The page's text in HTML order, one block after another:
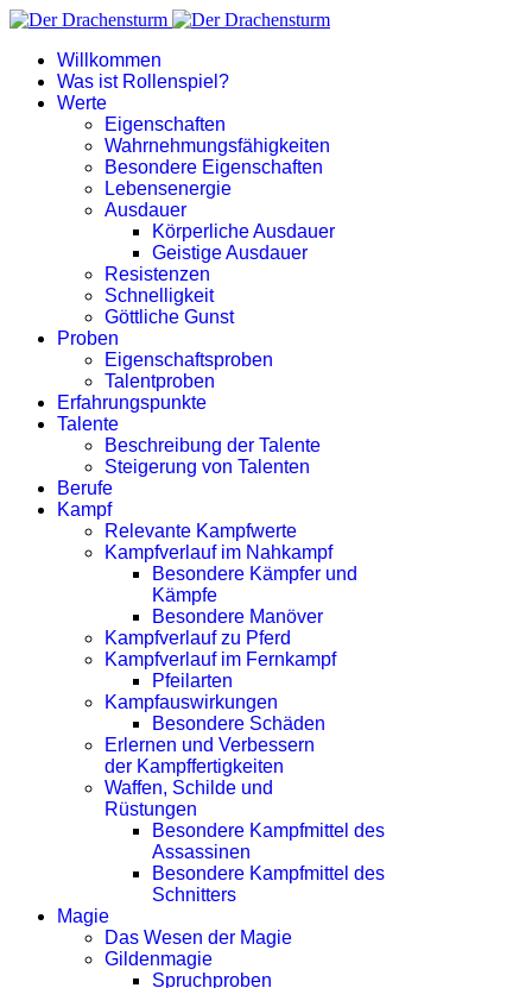
Willkommen
Was ist Rollenspiel?
Werte
Eigenschaften
Wahrnehmungsfähigkeiten
Besondere Eigenschaften
Lebensenergie
Ausdauer
Körperliche Ausdauer
Geistige Ausdauer
Resistenzen
Schnelligkeit
Göttliche Gunst
Proben
Eigenschaftsproben
Talentproben
Erfahrungspunkte
Talente
Beschreibung der Talente
Steigerung von Talenten
Berufe
Kampf
Relevante Kampfwerte
Kampfverlauf im Nahkampf
Besondere Kämpfer und
Kämpfe
Besondere Manöver
Kampfverlauf zu Pferd
Kampfverlauf im Fernkampf
Pfeilarten
Kampfauswirkungen
Besondere Schäden
Erlernen und Verbessern
der Kampffertigkeiten
Waffen, Schilde und
Rüstungen
Besondere Kampfmittel des
Assassinen
Besondere Kampfmittel des
Schnitters
Magie
Das Wesen der Magie
Gildenmagie
Spruchproben